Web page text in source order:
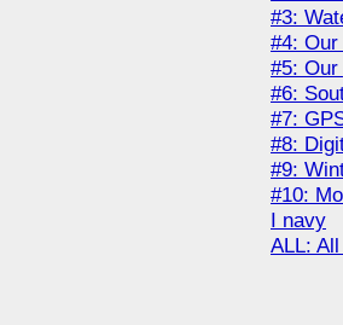
#3:
#4:
#5:
#6:
#7:
#8:
#9:
#10:
I navy
ALL: